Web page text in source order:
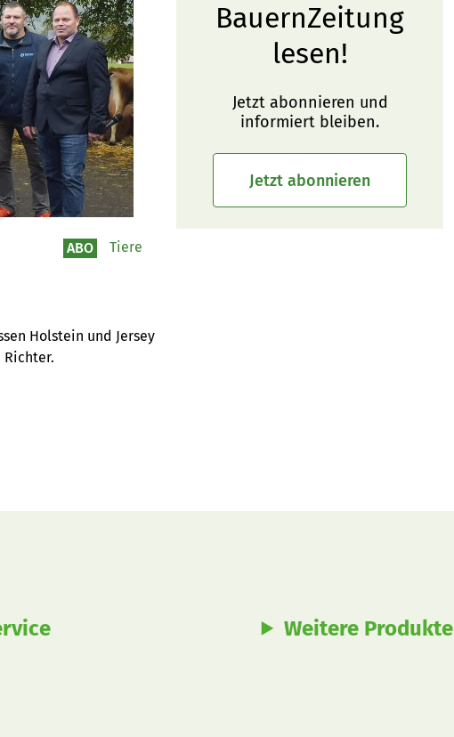
Holstein und Jersey
Richter.
ABO Tiere
BauernZeitung
lesen!
Jetzt abonnieren und
informiert bleiben.
Jetzt abonnieren
Weitere Produkte